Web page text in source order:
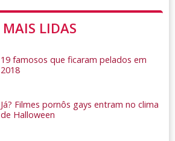
MAIS LIDAS
19 famosos que ficaram pelados em
2018
Já? Filmes pornôs gays entram no clima
de Halloween